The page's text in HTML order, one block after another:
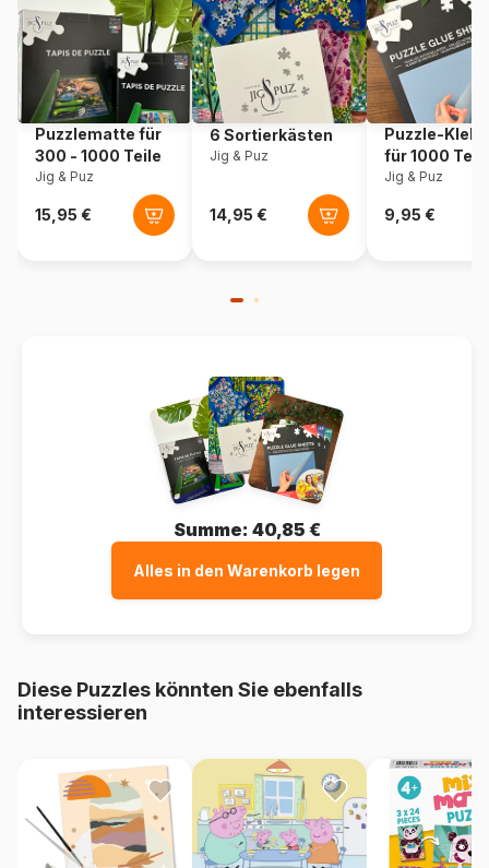
EAN 4005556236510
Maße 30 x 40 cm
Puzzlematte für
300 - 1000 Teile
Jig & Puz
6 Sortierkästen
Jig & Puz
Puzzle-
für 1000
Jig & Puz
Summe: 40,85 €
Alles in den Warenkorb legen
Diese Puzzles könnten Sie ebenfalls
interessieren